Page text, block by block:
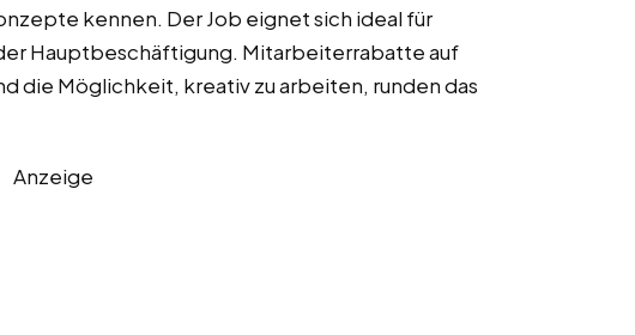
kennen. Der Job eignet sich ideal für
Hauptbeschäftigung. Mitarbeiterrabatte auf
die Möglichkeit, kreativ zu arbeiten, runden das
Anzeige